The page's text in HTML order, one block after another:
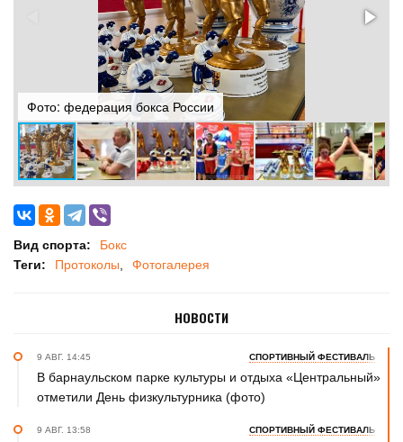
Фото: федерация бокса России
Вид спорта:
Бокс
Теги:
Протоколы Фотогалерея
НОВОСТИ
9 АВГ. 14:45 СПОРТИВНЫЙ ФЕСТИВАЛЬ
В барнаульском парке культуры и отдыха «Центральный»
отметили День физкультурника (фото)
9 АВГ. 13:58 СПОРТИВНЫЙ ФЕСТИВАЛЬ